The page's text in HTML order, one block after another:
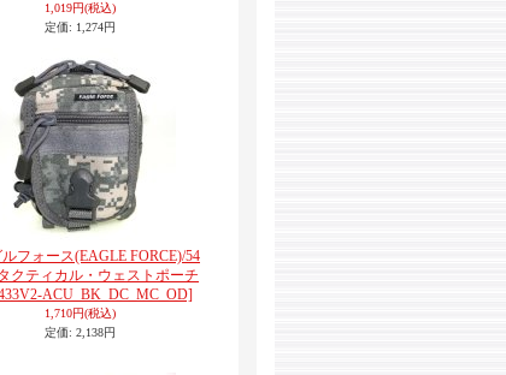
1,019円(税込)
定価: 1,274円
フォース(EAGLE FORCE)/54
クティカル・ウェストポーチ
ACU_BK_DC_MC_OD]
1,710円(税込)
定価: 2,138円